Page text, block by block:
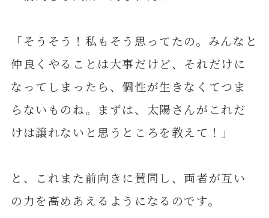
「そうそう！私もそう思ってたの。みんなと
仲良くやることは大事だけど、それだけに
なってしまったら、個性が生きなくてつま
らないものね。まずは、太陽さんがこれだ
けは譲れないと思うところを教えて！」
と、これまた前向きに賛同し、両者が互い
の力を高めあえるようになるのです。